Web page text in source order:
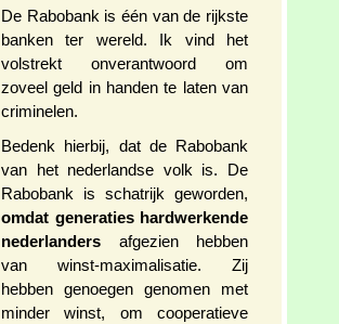
De Rabobank is één van de rijkste
banken ter wereld. Ik vind het
volstrekt onverantwoord om
zoveel geld in handen te laten van
criminelen.
Bedenk hierbij, dat de Rabobank
van het nederlandse volk is. De
Rabobank is schatrijk geworden,
omdat generaties hardwerkende
nederlanders afgezien hebben
van winst-maximalisatie. Zij
hebben genoegen genomen met
minder winst, om cooperatieve